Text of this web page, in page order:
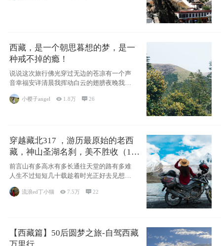
西藏，是一个朝思暮想的梦，是一
种戒不掉的瘾！
说说这次旅行佛光穿过无边的苍凉有一个声
音幸福安详清晨我挥动白云的翅膀夜晚我匍
匐在你的
小樱子angel  1.8万 26
穿越藏北317 ，游历最原始的老西
藏，神山圣湖名刹，美不胜收（11
天详细自驾攻略）
前言山有多高水有多长通往天堂的路有多难
人生不过短短几十载趁着时光正好去见想见
流浪ed丁小猫 7.5万 22
【西藏篇】50后圆梦之旅-自驾西藏